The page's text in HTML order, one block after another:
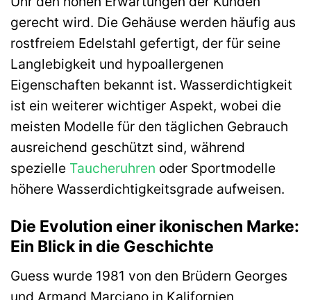
gerecht wird. Die Gehäuse werden häufig aus
rostfreiem Edelstahl gefertigt, der für seine
Langlebigkeit und hypoallergenen
Eigenschaften bekannt ist. Wasserdichtigkeit
ist ein weiterer wichtiger Aspekt, wobei die
meisten Modelle für den täglichen Gebrauch
ausreichend geschützt sind, während
spezielle Taucheruhren oder Sportmodelle
höhere Wasserdichtigkeitsgrade aufweisen.
Die Evolution einer ikonischen Marke:
Ein Blick in die Geschichte
Guess wurde 1981 von den Brüdern Georges
und Armand Marciano in Kalifornien